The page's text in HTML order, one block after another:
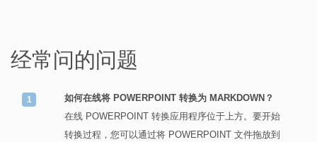
经常问的问题
如何在线将 POWERPOINT 转换为 MARKDOWN？
在线 POWERPOINT 转换应用程序位于上方。要开始
转换过程，您可以通过将 POWERPOINT 文件拖放到